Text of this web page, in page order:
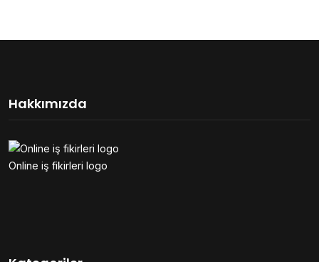
Hakkımızda
Online iş fikirleri logo